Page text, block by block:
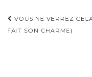
Navigation
d'article
VOUS NE VERREZ
FAIT SON CHARME)